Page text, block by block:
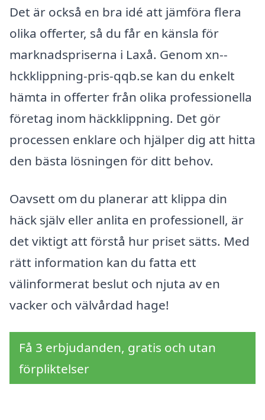
Det är också en bra idé att jämföra flera
olika offerter, så du får en känsla för
marknadspriserna i Laxå. Genom xn--
hckklippning-pris-qqb.se kan du enkelt
hämta in offerter från olika professionella
företag inom häckklippning. Det gör
processen enklare och hjälper dig att hitta
den bästa lösningen för ditt behov.
Oavsett om du planerar att klippa din
häck själv eller anlita en professionell, är
det viktigt att förstå hur priset sätts. Med
rätt information kan du fatta ett
välinformerat beslut och njuta av en
vacker och välvårdad hage!
Få 3 erbjudanden, gratis och utan
förpliktelser